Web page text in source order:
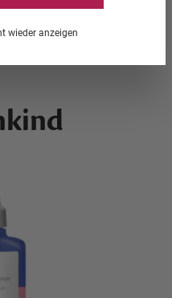
wieder anzeigen